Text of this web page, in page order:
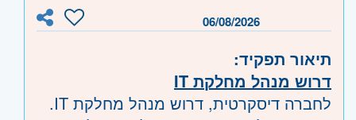
06/08/2026
תיאור תפקיד:
דרוש מנהל מחלקת IT
לחברה דיסקרטית, דרוש מנהל מחלקת IT.